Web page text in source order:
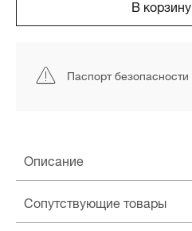
В корзину
Паспорт безопасности
Описание
Сопутствующие товары